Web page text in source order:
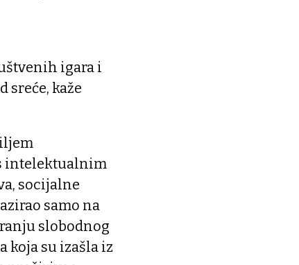
igara i
sreće, kaže
intelektualnim
socijalne
samo na
slobodnog
koja su izašla iz